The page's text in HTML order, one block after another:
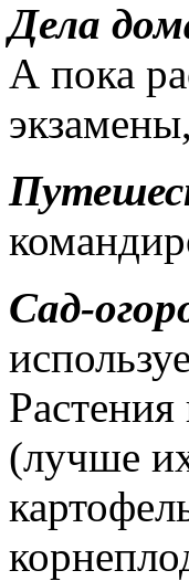
Дела
А пока
Сад-
(лучше